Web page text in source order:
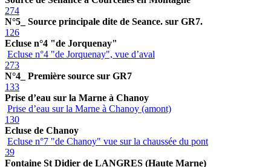
274
N°5_ Source principale dite de Seance. sur GR7.
126
Ecluse n°4 "de Jorquenay"
Ecluse n°4 "de Jorquenay", vue d’aval
273
N°4_ Première source sur GR7
133
Prise d’eau sur la Marne à Chanoy
Prise d’eau sur la Marne à Chanoy (amont)
130
Ecluse de Chanoy
Ecluse n°7 "de Chanoy" vue sur la chaussée du pont
39
Fontaine St Didier de LANGRES (Haute Marne)